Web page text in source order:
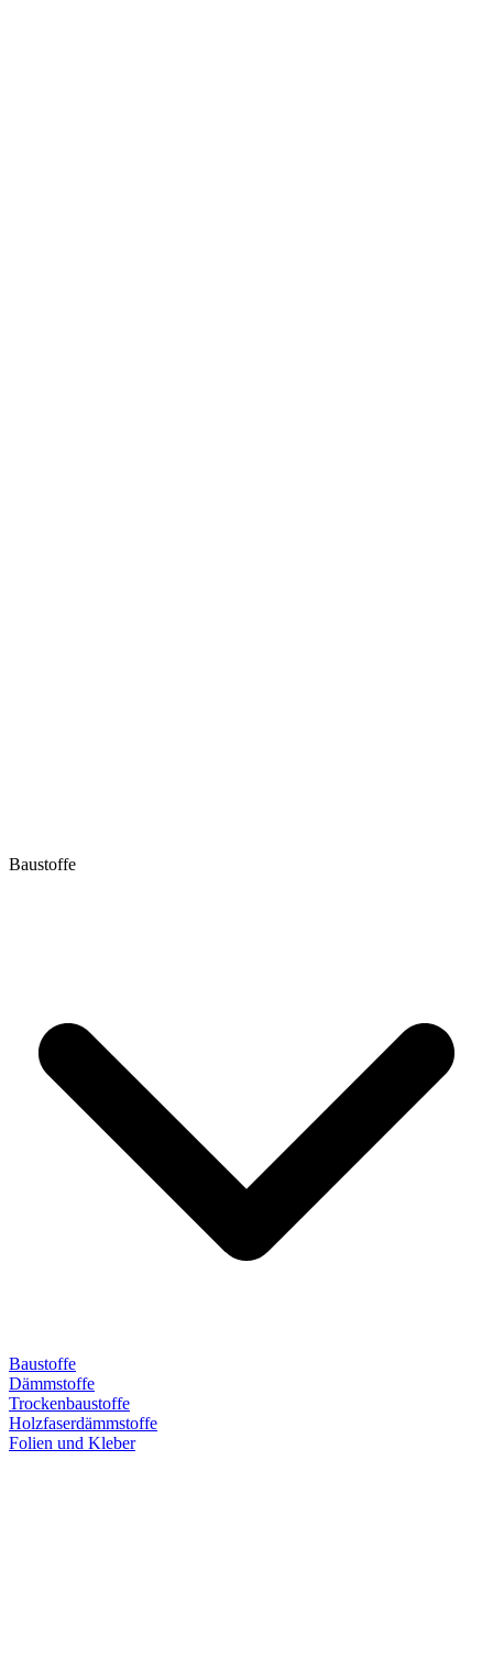
Baustoffe
Baustoffe
Dämmstoffe
Trockenbaustoffe
Holzfaserdämmstoffe
Folien und Kleber